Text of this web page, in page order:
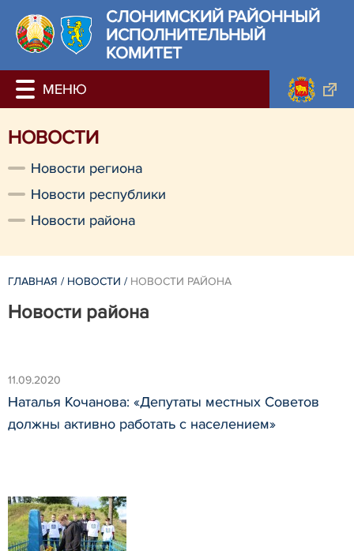
СЛОНИМСКИЙ РАЙОННЫЙ
ИСПОЛНИТЕЛЬНЫЙ
КОМИТЕТ
НОВОСТИ
Новости региона
Новости республики
Новости района
ГЛАВНАЯ / НОВОСТИ / НОВОСТИ РАЙОНА
Новости района
11.09.2020
Наталья Кочанова: «Депутаты местных Советов
должны активно работать с населением»